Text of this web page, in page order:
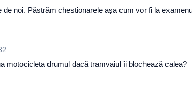
de noi. Păstrăm chestionarele așa cum vor fi la
motocicleta drumul dacă tramvaiul îi blochează calea?